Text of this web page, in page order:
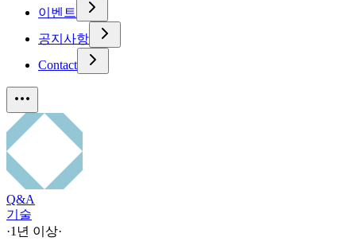
이벤트
공지사항
Contact
Q&A
기술
·1년 이상·